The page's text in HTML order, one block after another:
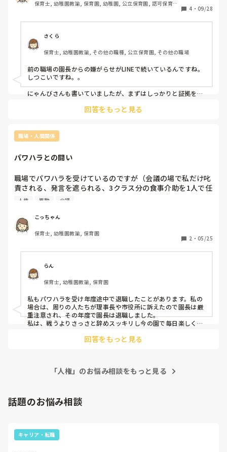
とはコミュニケーションを取りながらしっかりと仕事をして
まり好かれていないのは何となく感じており、私にのみ厳し
い様子ではありました。異動の際も同じく異動になった先生
方の顔だけをみて優しく立派なことを仰っていましたが、私
には厳しいことばかりでした。ようやくそれも終わると思っ
ていたら、今度はLINEで正直病んできております。新しい職
場の方はとてもいい方たちですが、辞めようか迷っておりま
す。
保育士, 幼稚園教諭, 保育園, 幼稚園, 公立保育園, 認可保育園,
4 ・ 09/28
さくら
保育士, 幼稚園教諭, その他の職種, 公立保育園, その他の職場
前の職場の園長からの嫌がらせがLINEで続いているんですね。
しつこいですね。。
にゃんびさんも書いていましたが、まずはしっかりと証拠を残
しておけるといいと思います。
回答をもっと見る
職場・人間関係
パワハラとの闘い
職場でパワハラを受けているのですが（会議の場で私だけ叱
責される、発言を遮られる、3クラス分の食事介助を1人で任
される、今後の進退についての話を園長の独断で決められ他
者機関を使ったり直接本部に訴えかけるなど、パワハラと向
き合った方がいませんか？
どうだったのかについて知りたいです。
人権 異動 会議
こっちゃん
保育士, 幼稚園教諭, 保育園
2 ・ 05/25
らん
保育士, 幼稚園教諭, 保育園
私もパワハラを受け年度途中で退職したことがあります。私の
場合は、周りの人たちが理事長や市役所に訴えたので園長は厳
重注意され、その年度で園長は退職しました。
私は、戦うよりさっさと辞めスッキリし今の園で毎日楽しく過
体壊さないよう気をつけてくださいね。
回答をもっと見る
「人権」のお悩み相談をもっと見る
話題のお悩み相談
キャリア・転職